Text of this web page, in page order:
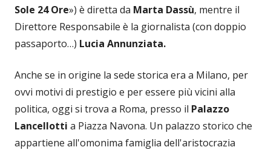
Sole 24 Ore») è diretta da Marta Dassù, mentre il
Direttore Responsabile è la giornalista (con doppio
passaporto…) Lucia Annunziata.
Anche se in origine la sede storica era a Milano, per
ovvi motivi di prestigio e per essere più vicini alla
politica, oggi si trova a Roma, presso il Palazzo
Lancellotti a Piazza Navona. Un palazzo storico che
appartiene all'omonima famiglia dell'aristocrazia